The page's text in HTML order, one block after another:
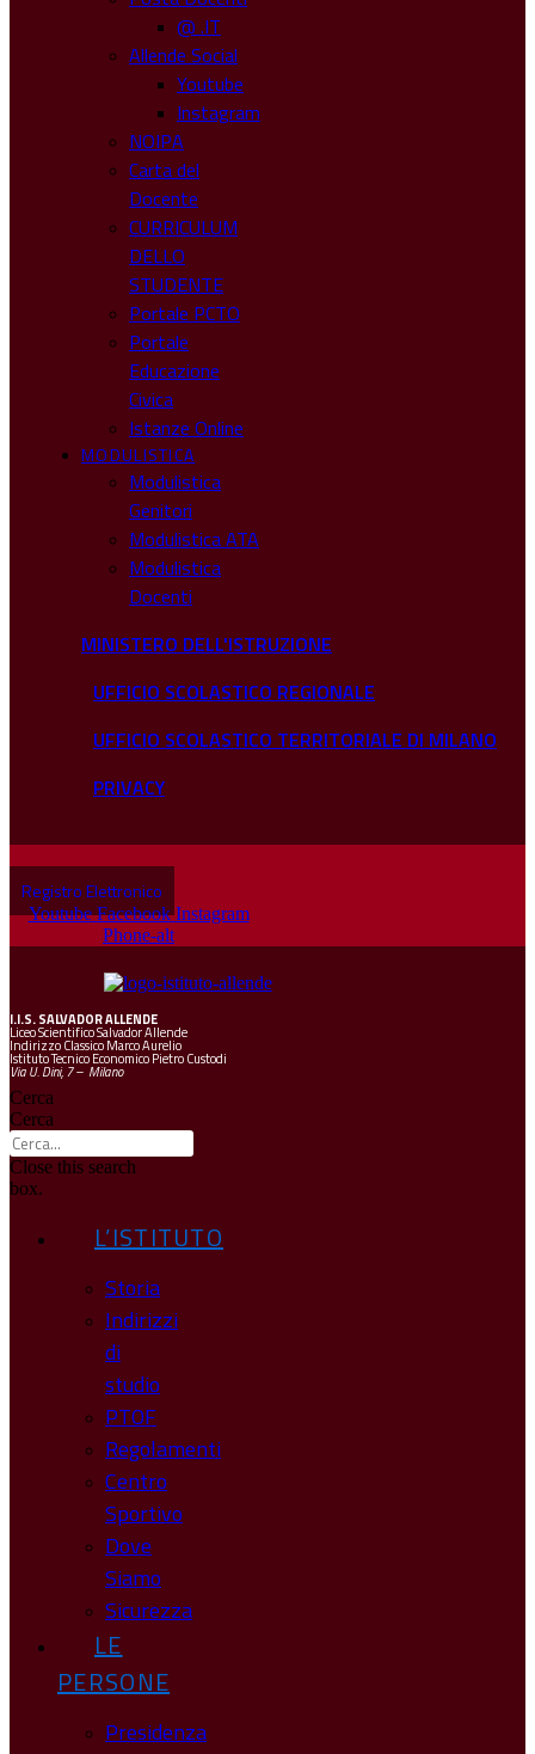
@ .IT
Allende Social
Youtube
Instagram
NOIPA
Carta del
Docente
CURRICULUM
DELLO
STUDENTE
Portale PCTO
Portale
Educazione
Civica
Istanze Online
MODULISTICA
Modulistica
Genitori
Modulistica ATA
Modulistica
Docenti
MINISTERO DELL'ISTRUZIONE
UFFICIO SCOLASTICO REGIONALE
UFFICIO SCOLASTICO TERRITORIALE DI MILANO
PRIVACY
Registro Elettronico
Youtube Facebook Instagram
Phone-alt
I.I.S.SALVADOR ALLENDE
Liceo Scientifico Salvador Allende
Indirizzo Classico Marco Aurelio
Istituto Tecnico Economico Pietro Custodi
Via U. Dini, 7 – Milano
Cerca
Cerca
Close this search
box.
L’ISTITUTO
Storia
Indirizzi
di
studio
PTOF
Regolamenti
Centro
Sportivo
Dove
Siamo
Sicurezza
LE
PERSONE
Presidenza